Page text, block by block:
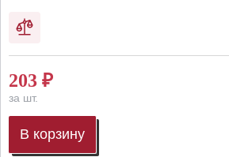
203 ₽
за шт.
В корзину